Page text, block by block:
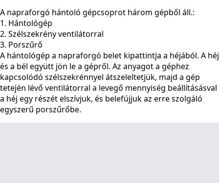
A napraforgó hántoló gépcsoprot három gépből áll.:
1. Hántológép
2. Szélszekrény ventilátorral
3. Porszűrő
A hántológép a napraforgó belet kipattintja a héjából. A héj
és a bél együtt jön le a gépről. Az anyagot a géphez
kapcsolódó szélszekrénnyel átszeleltetjük, majd a gép
tetején lévő ventilátorral a levegő mennyiség beállításásval
a héj egy részét elszívjuk, és belefújjuk az erre szolgáló
egyszerű porszűrőbe.